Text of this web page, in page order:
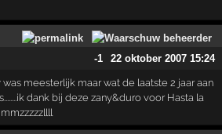
-1
22 oktober 2007 15:24
meesterlijk maar wat de laatste 2 jaar aan
dank bij deze zany&duro voor Hasta la